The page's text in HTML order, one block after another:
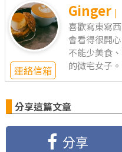
連絡信箱
Ginger |
喜歡寫東寫
會看得很開
不能少美食
的微宅女子。
分享這篇文章
分享